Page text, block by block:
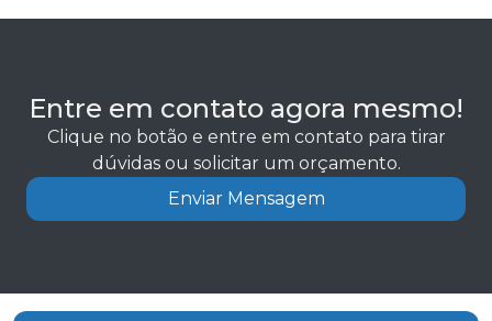
Entre em contato agora mesmo!
Clique no botão e entre em contato para tirar
dúvidas ou solicitar um orçamento.
Enviar Mensagem